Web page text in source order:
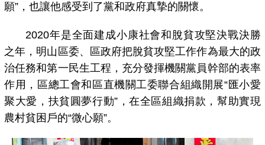
願”，也讓他感受到了黨和政府真摯的關懷。
2020年是全面建成小康社會和脫貧攻堅決戰決勝
之年，明山區委、區政府把脫貧攻堅工作作為最大的政
治任務和第一民生工程，充分發揮機關黨員幹部的表率
作用，區總工會和區直機關工委聯合組織開展“匯小愛
聚大愛，扶貧圓夢行動”，在全區組織捐款，幫助實現
農村貧困戶的“微心願”。